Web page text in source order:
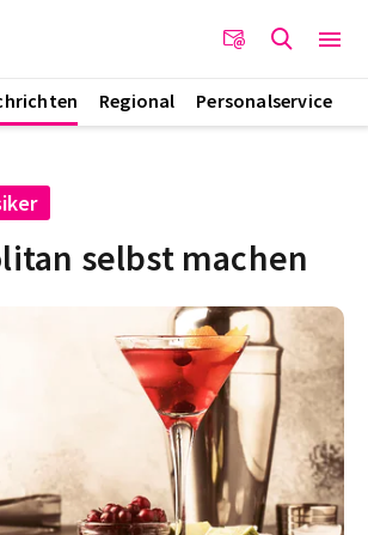
Regional Personalservice
selbst machen